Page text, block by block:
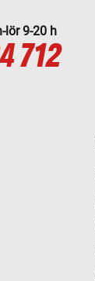
lör 9-20 h
712